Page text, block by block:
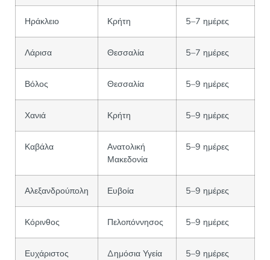
Ηράκλειο Κρήτη 5–7 ημέρες
Λάρισα Θεσσαλία 5–7 ημέρες
Βόλος Θεσσαλία 5–9 ημέρες
Χανιά Κρήτη 5–9 ημέρες
Καβάλα
Ανατολική
Μακεδονία
5–9 ημέρες
Αλεξανδρούπολη Ευβοία 5–9 ημέρες
Κόρινθος Πελοπόννησος 5–9 ημέρες
Ευχάριστος Δημόσια Υγεία 5–9 ημέρες